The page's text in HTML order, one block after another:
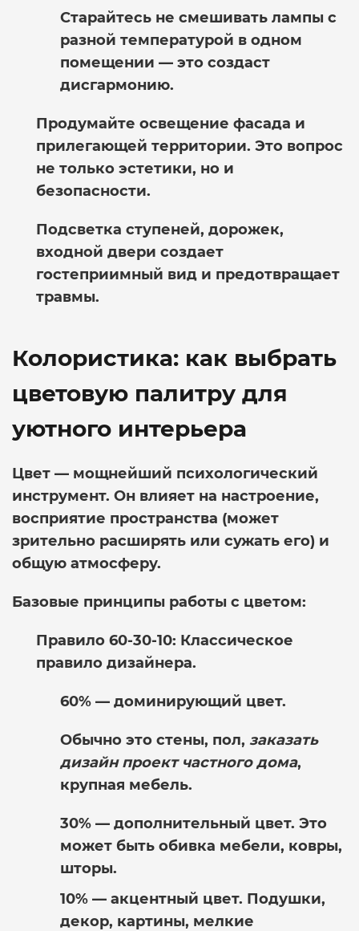
Старайтесь не смешивать лампы с
разной температурой в одном
помещении — это создаст
дисгармонию.
Продумайте освещение фасада и
прилегающей территории. Это вопрос
не только эстетики, но и
безопасности.
Подсветка ступеней, дорожек,
входной двери создает
гостеприимный вид и предотвращает
травмы.
Колористика: как выбрать
цветовую палитру для
уютного интерьера
Цвет — мощнейший психологический
инструмент. Он влияет на настроение,
восприятие пространства (может
зрительно расширять или сужать его) и
общую атмосферу.
Базовые принципы работы с цветом:
Правило 60-30-10: Классическое
правило дизайнера.
60% — доминирующий цвет.
Обычно это стены, пол, заказать
дизайн проект частного дома,
крупная мебель.
30% — дополнительный цвет. Это
может быть обивка мебели, ковры,
шторы.
10% — акцентный цвет. Подушки,
декор, картины, мелкие